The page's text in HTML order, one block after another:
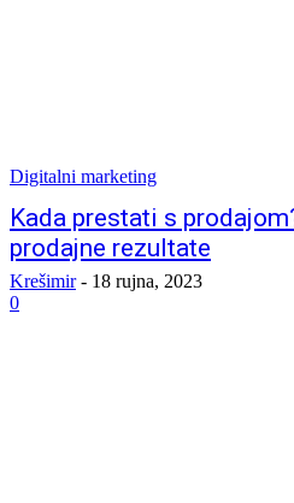
Digitalni marketing
Kada prestati s
prodajne rezultate
Krešimir - 18 rujna, 2023
0